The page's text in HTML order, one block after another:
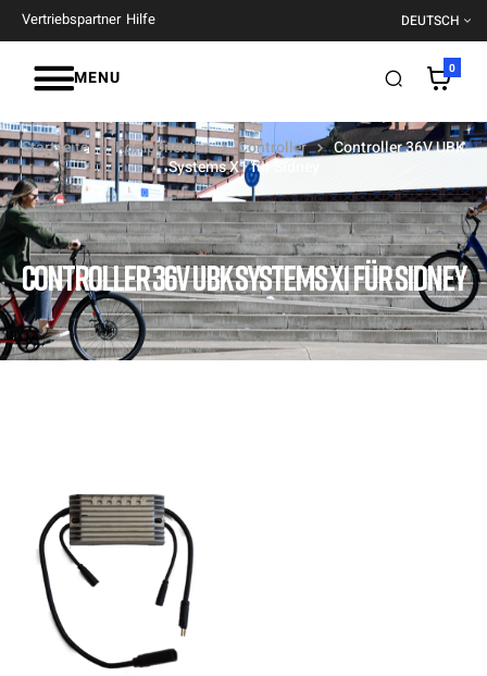
Vertriebspartner Hilfe DEUTSCH
MENU 0
CONTROLLER 36V UBK SYSTEMS X1 FÜR SIDNEY
Startseite Komponenten Controller
Controller 36V UBK
Systems X1 für Sidney